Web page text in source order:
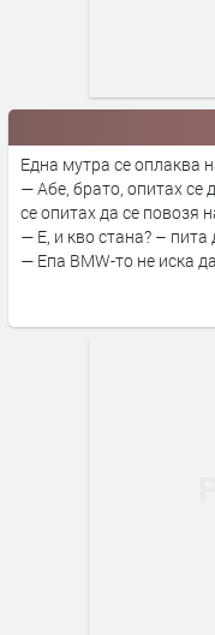
Една мутра се оплаква
— Абе, брато, опитах се
се опитах да се повозя
— Е, и кво стана? – пита
— Епа BMW-то не иска